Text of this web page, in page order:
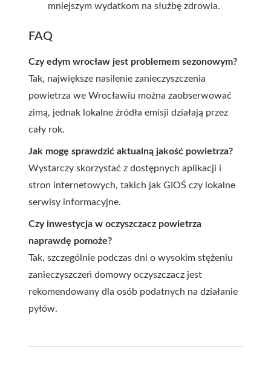
mniejszym wydatkom na służbę zdrowia.
FAQ
Czy edym wrocław jest problemem sezonowym?
Tak, największe nasilenie zanieczyszczenia
powietrza we Wrocławiu można zaobserwować
zimą, jednak lokalne źródła emisji działają przez
cały rok.
Jak mogę sprawdzić aktualną jakość powietrza?
Wystarczy skorzystać z dostępnych aplikacji i
stron internetowych, takich jak GIOŚ czy lokalne
serwisy informacyjne.
Czy inwestycja w oczyszczacz powietrza
naprawdę pomoże?
Tak, szczególnie podczas dni o wysokim stężeniu
zanieczyszczeń domowy oczyszczacz jest
rekomendowany dla osób podatnych na działanie
pyłów.